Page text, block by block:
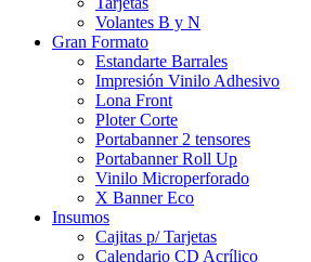
Volantes B y N
Gran Formato
Estandarte Barrales
Impresión Vinilo Adhesivo
Lona Front
Ploter Corte
Portabanner 2 tensores
Portabanner Roll Up
Vinilo Microperforado
X Banner Eco
Insumos
Cajitas p/ Tarjetas
Calendario CD Acrílico